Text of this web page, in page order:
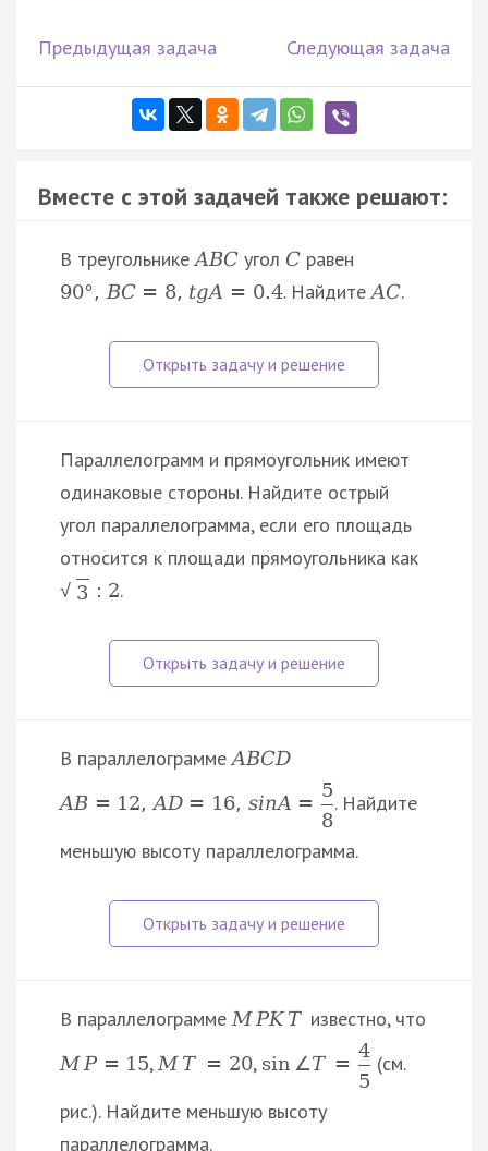
Предыдущая задача Следующая задача
Вместе с этой задачей также решают:
В треугольникеABC угол C равен
90°, BC = 8, tgA = 0.4. НайдитеAC.
Параллелограмм и прямоугольник имеют
одинаковые стороны. Найдите острый
угол параллелограмма, если его площадь
относится к площади прямоугольника как
√ 3 : 2.
В параллелограммеABCD
AB = 12, AD = 16, sinA =
5
8
. Найдите
меньшую высоту параллелограмма.
В параллелограммеM PK T известно, что
M P = 15,M T = 20, sin ∠T =
4
5
(см.
рис.). Найдите меньшую высоту
параллелограмма.